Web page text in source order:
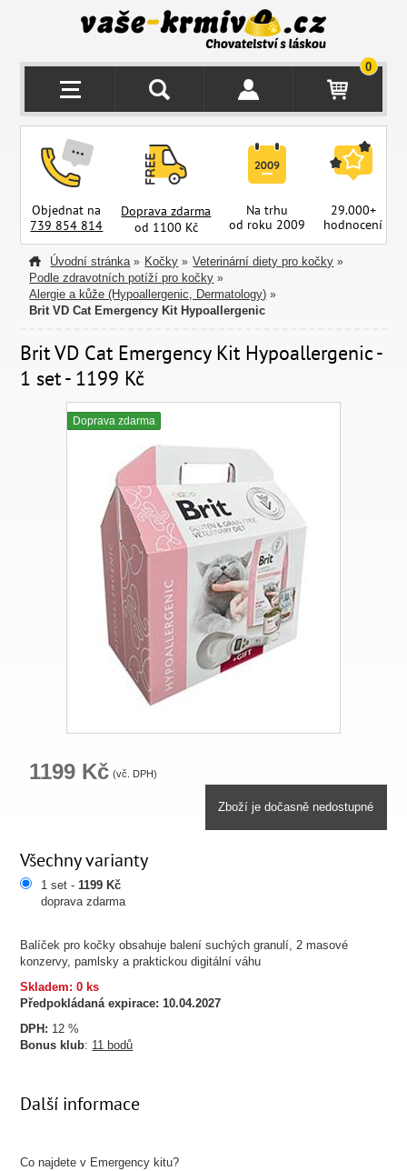
0
Objednat na
739 854 814
Doprava zdarma
od 1100 Kč
Na trhu
od roku 2009
29.000+
hodnocení
Úvodní stránka » Kočky » Veterinární diety pro kočky »
Podle zdravotních potíží pro kočky »
Alergie a kůže (Hypoallergenic, Dermatology) »
Brit VD Cat Emergency Kit Hypoallergenic
Brit VD Cat Emergency Kit Hypoallergenic -
1 set - 1199 Kč
Doprava zdarma
Balíček pro kočky obsahuje balení suchých granulí, 2 masové
konzervy, pamlsky a praktickou digitální váhu
Skladem: 0 ks
Předpokládaná expirace: 10.04.2027
DPH: 12 %
Bonus klub: 11 bodů
1199 Kč (vč. DPH)
Zboží je dočasně nedostupné
Všechny varianty
1 set -1199 Kč
doprava zdarma
Další informace
Co najdete v Emergency kitu?